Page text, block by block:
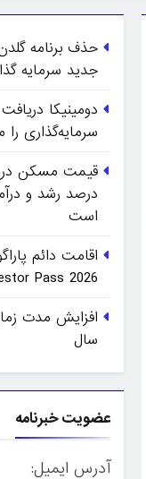
حذف برنامه
جدید سرمایه گذاری ۱۵۰ هزار
دومینیکا
سرمایه‌گذاری
است
اقامت دائم
Pass 2026
سال
عضویت خبرنامه
آدرس ایمیل: